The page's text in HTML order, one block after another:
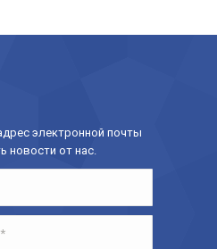
электронной почты
новости от нас.